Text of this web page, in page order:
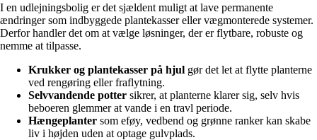
I en udlejningsbolig er det sjældent muligt at lave permanente
ændringer som indbyggede plantekasser eller vægmonterede systemer.
Derfor handler det om at vælge løsninger, der er flytbare, robuste og
nemme at tilpasse.
Krukker og plantekasser på hjul gør det let at flytte planterne
ved rengøring eller fraflytning.
Selvvandende potter sikrer, at planterne klarer sig, selv hvis
beboeren glemmer at vande i en travl periode.
Hængeplanter som eføy, vedbend og grønne ranker kan skabe
liv i højden uden at optage gulvplads.